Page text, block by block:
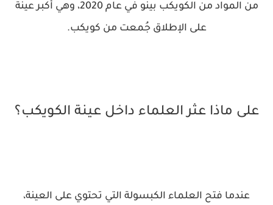
من المواد من الكويكب بينو في عام 2020، وهي أكبر عينة
على الإطلاق جُمعت من كويكب.
على ماذا عثر العلماء داخل عينة الكويكب؟
عندما فتح العلماء الكبسولة التي تحتوي على العينة،